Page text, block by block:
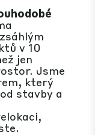
v 10
jen
Jsme
který
stavby a